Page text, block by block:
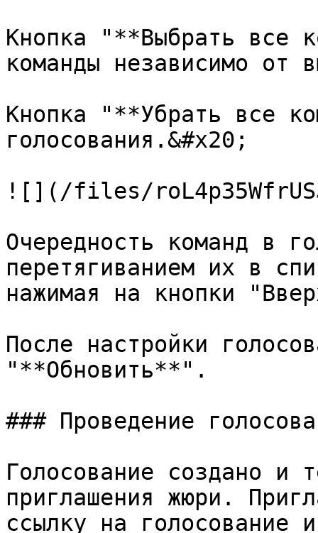
Кнопка "**Выбрать все
команды независимо от
Кнопка "**Убрать все
голосования.&#x20;
![](/files/
Очередность команд в
перетягиванием их в
нажимая на кнопки
После настройки
"**Обновить**".
### Проведение
Голосование создано и
приглашения жюри.
ссылку на голосование